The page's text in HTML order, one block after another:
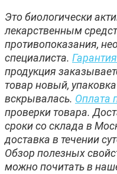
Это биологически
лекарственным
противопоказания,
специалиста.
продукция
товар новый,
вскрывалась. Оплата
проверки товара.
сроки со склада в
доставка в течении
Обзор полезных
можно почитать в